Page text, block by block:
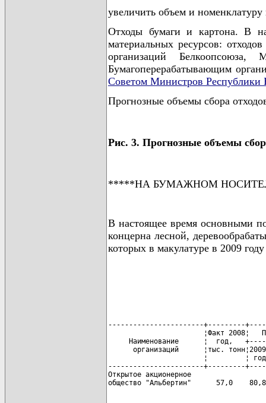
увеличить объем и
Отходы бумаги и картона. В
материальных ресурсов:
организаций
Бумагоперерабатывающим
Советом Министров Республики
Прогнозные объемы сбора
Рис. 3. Прогнозные объемы
*****НА БУМАЖНОМ
В настоящее время основными
концерна лесной,
которых в макулатуре в 2009
-----------------------+---------
¦Факт 2008¦
Наименование      ¦  год,
организаций      ¦тыс.
¦         ¦
-----------------------+---------
Открытое акционерное